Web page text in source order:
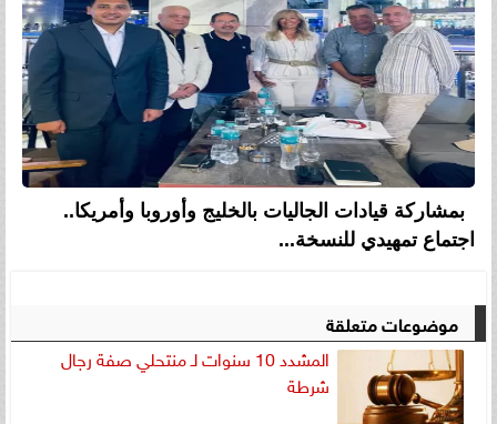
بمشاركة قيادات الجاليات بالخليج وأوروبا وأمريكا..
اجتماع تمهيدي للنسخة...
موضوعات متعلقة
المشدد 10 سنوات لـ منتحلي صفة رجال
شرطة